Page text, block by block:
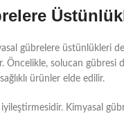
gübrelere üstünlükleri
Öncelikle, solucan
ürünler elde edilir.
Kimyasal